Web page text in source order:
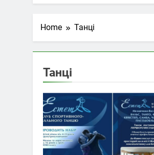
Home Танці
Танці